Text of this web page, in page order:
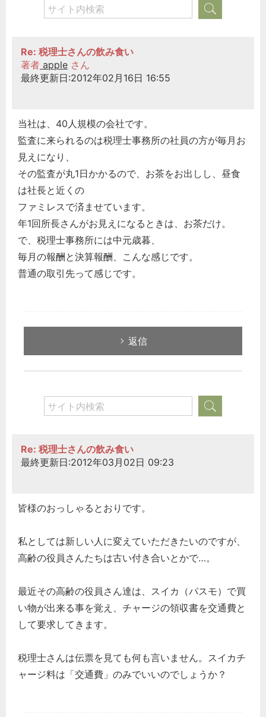
Re: 税理士さんの飲み食い
著者 apple さん
最終更新日:2012年02月16日 16:55
当社は、40人規模の会社です。
監査に来られるのは税理士事務所の社員の方が毎月お
見えになり、
その監査が丸1日かかるので、お茶をお出しし、昼食
は社長と近くの
ファミレスで済ませています。
年1回所長さんがお見えになるときは、お茶だけ。
で、税理士事務所には中元歳暮、
毎月の報酬と決算報酬、こんな感じです。
普通の取引先って感じです。
返信
Re: 税理士さんの飲み食い
最終更新日:2012年03月02日 09:23
皆様のおっしゃるとおりです。
私としては新しい人に変えていただきたいのですが、
高齢の役員さんたちは古い付き合いとかで…。
最近その高齢の役員さん達は、スイカ（パスモ）で買
い物が出来る事を覚え、チャージの領収書を交通費と
して要求してきます。
税理士さんは伝票を見ても何も言いません。スイカチ
ャージ料は「交通費」のみでいいのでしょうか？